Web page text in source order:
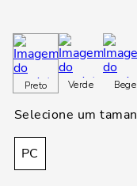
Preto Verde Bege
PC